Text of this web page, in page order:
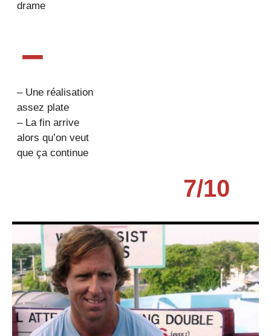
drame
–
– Une réalisation
assez plate
– La fin arrive
alors qu’on veut
que ça continue
7/10